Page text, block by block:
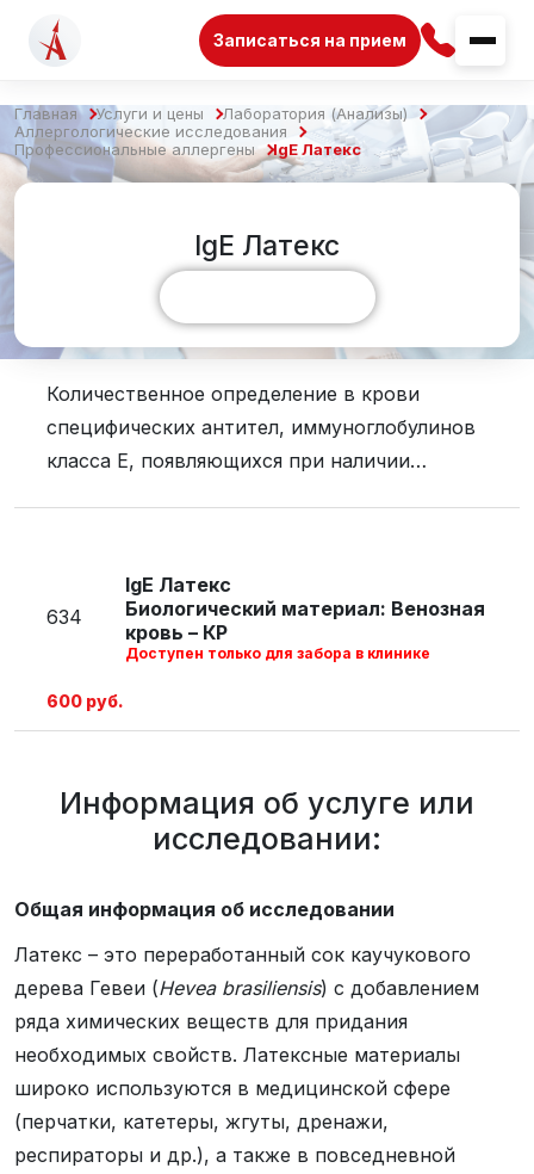
Записаться на прием
Главная Услуги и цены
Лаборатория (Анализы)
Аллергологические исследования
Профессиональные аллергены
IgE Латекс
IgE Латекс
Количественное определение в крови
специфических антител, иммуноглобулинов
класса E, появляющихся при наличии
634
IgE Латекс
Биологический материал: Венозная
кровь – КР
Доступен только для забора в клинике
600 руб.
Информация об услуге или
исследовании:
Общая информация об исследовании
Латекс – это переработанный сок каучукового
дерева Гевеи (Hevea brasiliensis) с добавлением
ряда химических веществ для придания
необходимых свойств. Латексные материалы
широко используются в медицинской сфере
(перчатки, катетеры, жгуты, дренажи,
респираторы и др.), а также в повседневной